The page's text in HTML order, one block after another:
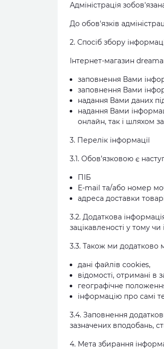
Адміністрація
До обов'язків
2. Спосіб збору
Інтернет-магазин
заповнення Вами
заповнення Вами
надання Вами даних
надання Вами
онлайн, так і шляхом
3. Перелік інформації
3.1. Обов’язковою є
ПІБ
E-mail та/або номер
адреса доставки
3.2. Додаткова
зацікавленості у тому
3.3. Також ми додатково
дані файлів cookies,
відомості, отримані в
географічне
інформацію про самі
3.4. Заповнення
зазначених вподобань,
4. Мета збирання